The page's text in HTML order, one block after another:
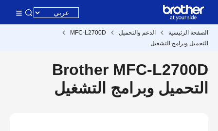
الصفحة الرئيسية الدعم والتحميل
MFC-L2700D
التحميل وبرامج التشغيل
Brother MFC-L2700D
التحميل وبرامج التشغيل